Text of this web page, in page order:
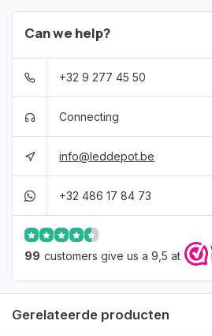
Can we help?
+32 9 277 45 50
Connecting
info@leddepot.be
+32 486 17 84 73
99 customers give us a 9,5 at
Gerelateerde producten